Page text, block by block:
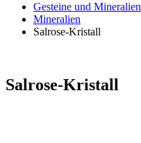
Gesteine und Mineralien
Mineralien
Salrose-Kristall
Salrose-Kristall